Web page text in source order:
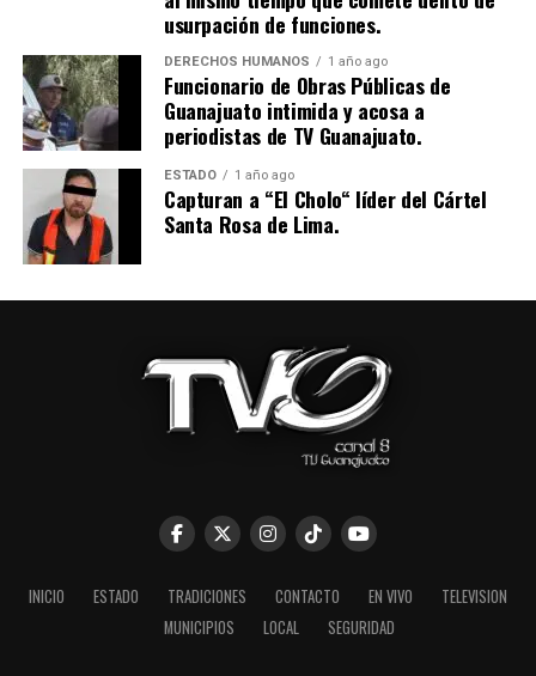
usurpación de funciones.
DERECHOS HUMANOS 1 año ago
Funcionario de Obras Públicas de
Guanajuato intimida y acosa a
periodistas de TV Guanajuato.
ESTADO 1 año ago
Capturan a “El Cholo“ líder del Cártel
Santa Rosa de Lima.
INICIO ESTADO TRADICIONES CONTACTO EN VIVO
TELEVISION
MUNICIPIOS
LOCAL SEGURIDAD